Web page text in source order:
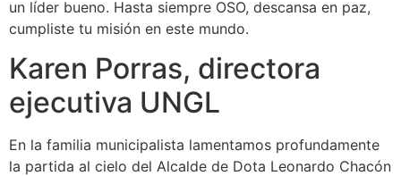
un líder bueno. Hasta siempre OSO, descansa en paz,
cumpliste tu misión en este mundo.
Karen Porras, directora
ejecutiva UNGL
En la familia municipalista lamentamos profundamente
la partida al cielo del Alcalde de Dota Leonardo Chacón